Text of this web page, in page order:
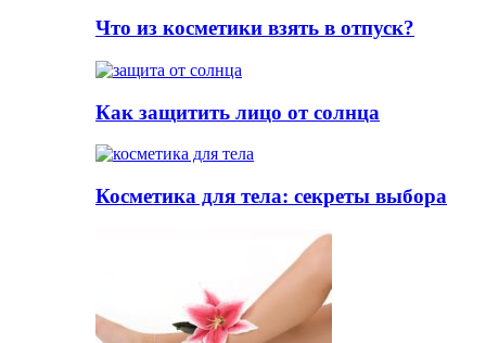
Что из косметики взять в отпуск?
Как защитить лицо от солнца
Косметика для тела: секреты выбора